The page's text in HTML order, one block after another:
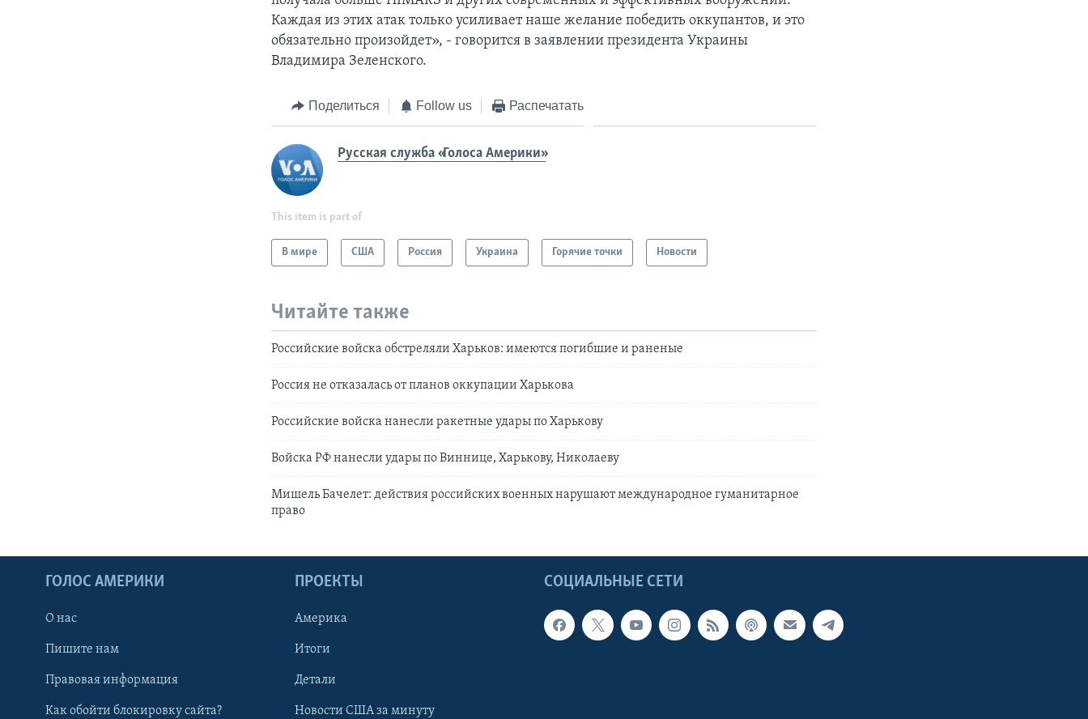
Каждая из этих атак только усиливает наше желание победить оккупантов, и это
обязательно произойдет», - говорится в заявлении президента Украины
Владимира Зеленского.
Поделиться Follow us Распечатать
Русская служба «Голоса Америки»
This item is part of
В мире США Россия Украина Горячие точки Новости
Читайте также
Российские войска обстреляли Харьков: имеются погибшие и раненые
Россия не отказалась от планов оккупации Харькова
Российские войска нанесли ракетные удары по Харькову
Войска РФ нанесли удары по Виннице, Харькову, Николаеву
Мишель Бачелет: действия российских военных нарушают международное гуманитарное
право
СОЦИАЛЬНЫЕ СЕТИ
ГОЛОС АМЕРИКИ
О нас
Пишите нам
Правовая информация
Как обойти блокировку сайта?
ПРОЕКТЫ
Америка
Итоги
Детали
Новости США за минуту